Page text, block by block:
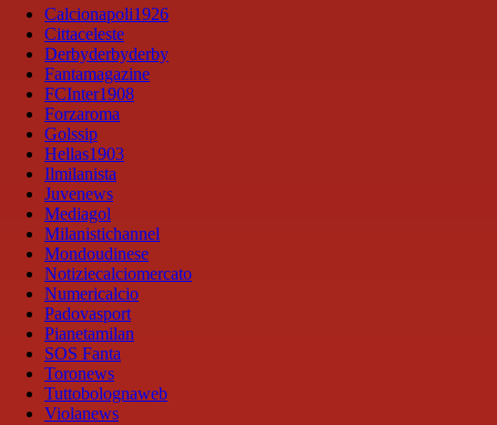
Calcionapoli1926
Cittaceleste
Derbyderbyderby
Fantamagazine
FCInter1908
Forzaroma
Golssip
Hellas1903
Ilmilanista
Juvenews
Mediagol
Milanistichannel
Mondoudinese
Notiziecalciomercato
Numericalcio
Padovasport
Pianetamilan
SOS Fanta
Toronews
Tuttobolognaweb
Violanews